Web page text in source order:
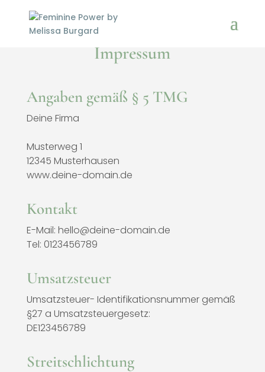
Impressum
Angaben gemäß § 5 TMG
Deine Firma
Musterweg 1
12345 Musterhausen
www.deine-domain.de
Kontakt
E-Mail: hello@deine-domain.de
Tel: 0123456789
Umsatzsteuer
Umsatzsteuer- Identifikationsnummer gemäß
§27 a Umsatzsteuergesetz:
DE123456789
Streitschlichtung